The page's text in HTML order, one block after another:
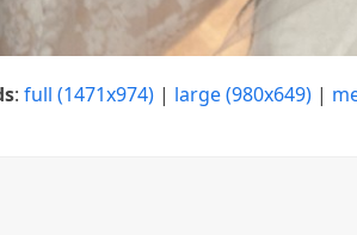
:full (1471x974) | large (980x649) |